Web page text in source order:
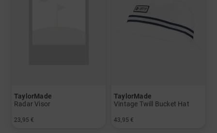
TaylorMade
Radar Visor
23,95 €
TaylorMade
Vintage Twill Bucket Hat
43,95 €